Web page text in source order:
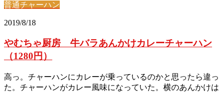
普通チャーハン
2019/8/18
やむちゃ厨房 牛バラあんかけカレーチャーハン
（1280円）
高っ。チャーハンにカレーが乗っているのかと思ったら違っ
た。チャーハンがカレー風味になっていた。横のあんかけは